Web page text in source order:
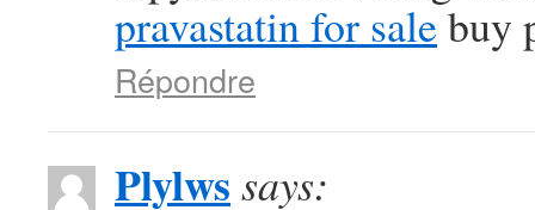
pravastatin for sale buy
Répondre
Plylws says: